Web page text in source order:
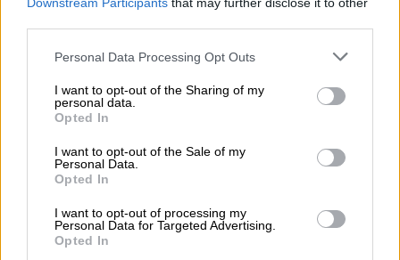
Please note that this website/app uses one or more Google
not limited to your visit or usage behaviour. You may click to
grant or deny consent to Google and its third-party tags to
use your data for below specified purposes in below Google
consent section.
Personal Data Processing Opt Outs
I want to opt-out of the Sharing of my
personal data.
Opted In
I want to opt-out of the Sale of my
Personal Data.
Opted In
I want to opt-out of processing my
Personal Data for Targeted Advertising.
Opted In
επιτηδεύματος, με τη μείωση να εμφανίζεται
στα εκκαθαριστικά του 2025.
εκμίσθωσαν ακίνητα που ήταν κλειστά για
τουλάχιστον τρία χρόνια, δεν θα πληρώσουν
φόρο για τα ενοίκια του τελευταίου
τριμήνου του 2024, εφόσον η μίσθωση
πραγματοποιήθηκε μετά την 8η
Σεπτεμβρίου. Η φοροαπαλλαγή ισχύει για 36
μήνες.